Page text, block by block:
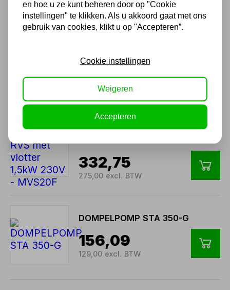
Ook handig
STANLEY - DOMPELPOMP -
180,77
149,40 excl. BTW
Dompelpomp RVS met
vlotter 1,5kW 230V -
332,75
275,00 excl. BTW
DOMPELPOMP STA 350-G
156,09
129,00 excl. BTW
en hoe u ze kunt beheren door op "Cookie
instellingen" te klikken. Als u akkoord gaat met ons
gebruik van cookies, klikt u op "Accepteren”.
Cookie instellingen
Weigeren
Accepteren